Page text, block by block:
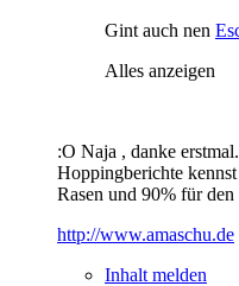
Gint auch nen
Alles anzeigen
:O Naja , danke
Hoppingberichte
Rasen und 90% für den
http://www.amaschu.de
Inhalt melden